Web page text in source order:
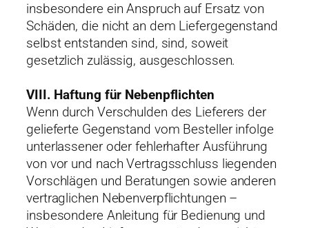
insbesondere ein Anspruch auf Ersatz von
Schäden, die nicht an dem Liefergegenstand
selbst entstanden sind, sind, soweit
gesetzlich zulässig, ausgeschlossen.
VIII. Haftung für Nebenpflichten
Wenn durch Verschulden des Lieferers der
gelieferte Gegenstand vom Besteller infolge
unterlassener oder fehlerhafter Ausführung
von vor und nach Vertragsschluss liegenden
Vorschlägen und Beratungen sowie anderen
vertraglichen Nebenverpflichtungen –
insbesondere Anleitung für Bedienung und